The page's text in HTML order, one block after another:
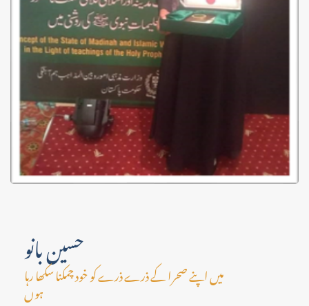
حسین بانو
میں اپنے صحرا کے ذرے ذرے کو خود چمکنا سکھا رہا
ہوں